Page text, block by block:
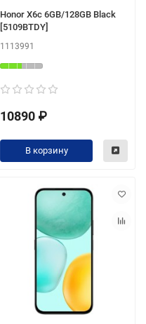
Honor X6c 6GB/128GB Black
[5109BTDY]
1113991
10890 ₽
В корзину